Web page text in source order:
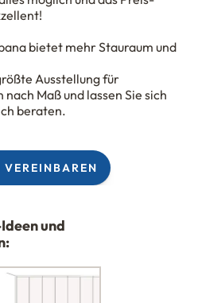
bietet mehr Stauraum und
Ausstellung für
Maß und lassen Sie sich
beraten.
und